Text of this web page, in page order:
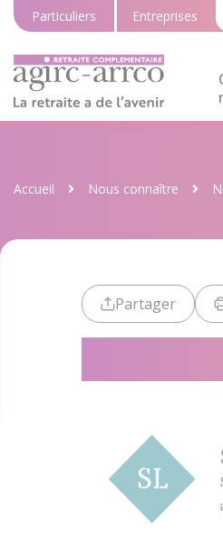
Particuliers Entreprises
Accueil Nous connaître
Partager